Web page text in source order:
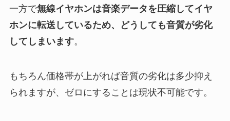
一方で無線イヤホンは音楽データを圧縮してイヤ
ホンに転送しているため、どうしても音質が劣化
してしまいます。
もちろん価格帯が上がれば音質の劣化は多少抑え
られますが、ゼロにすることは現状不可能です。